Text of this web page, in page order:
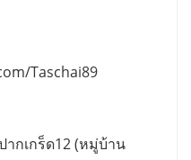
Taschai89
กเกร็ด12 (หมู่บ้าน